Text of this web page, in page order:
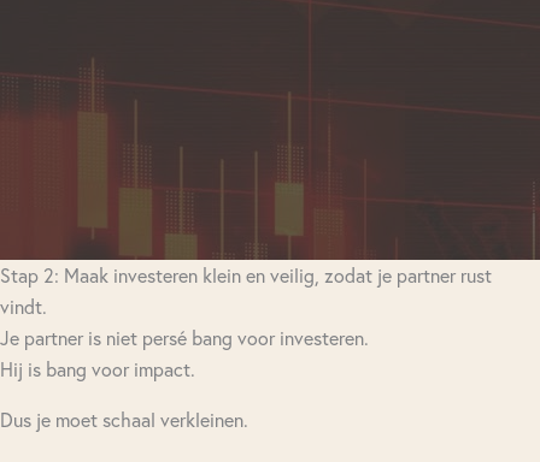
Stap 2: Maak investeren klein en veilig, zodat je partner rust
vindt.
Je partner is niet persé bang voor investeren.
Hij is bang voor impact.
Dus je moet schaal verkleinen.